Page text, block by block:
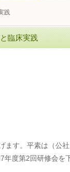
践
臨床実践
ます。平素は（公
度第2回研修会を